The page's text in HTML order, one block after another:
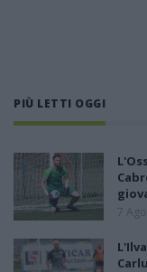
PIÙ LETTI OGGI
7